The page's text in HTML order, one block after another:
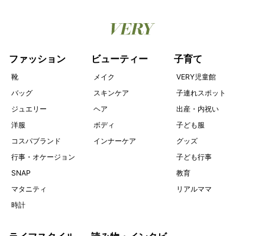
ファッション
靴
バッグ
ジュエリー
洋服
コスパブランド
行事・オケージョン
SNAP
マタニティ
ビューティー
メイク
スキンケア
ヘア
ボディ
子育て
VERY児童館
子連れスポット
出産・内祝い
子ども服
グッズ
子ども行事
教育